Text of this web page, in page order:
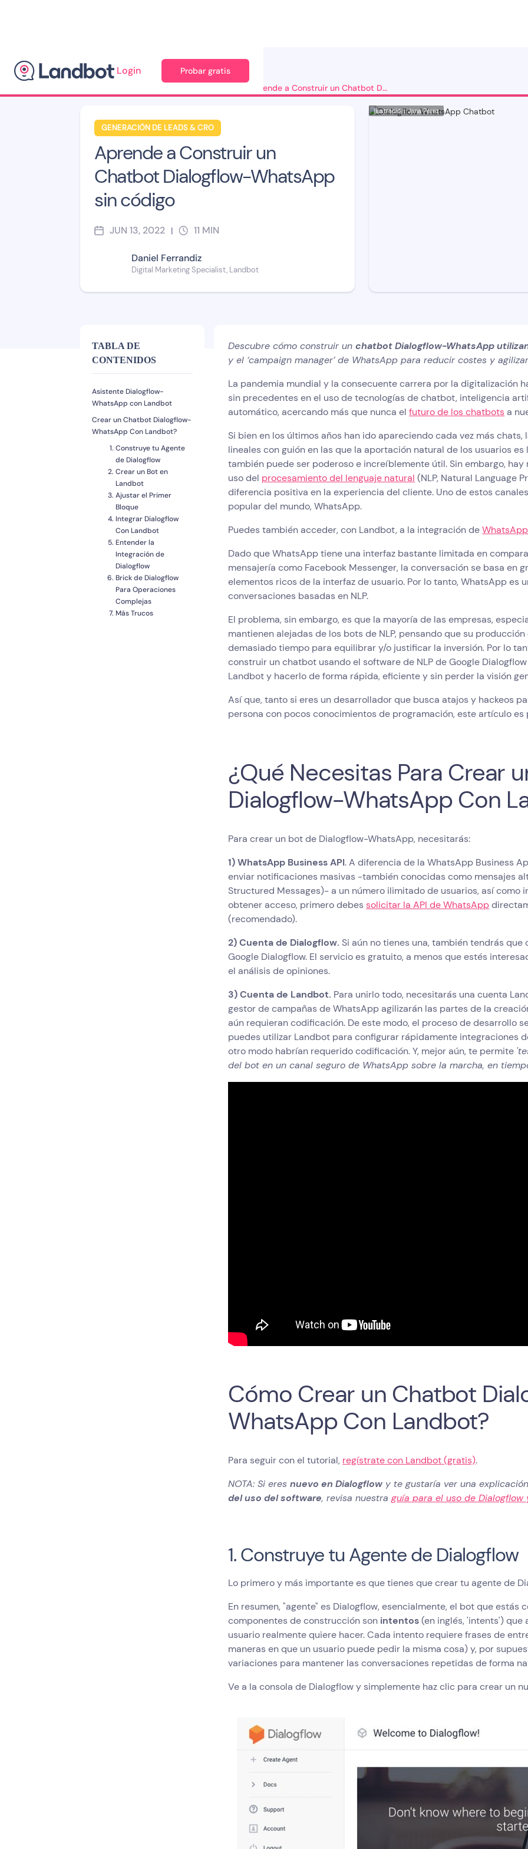
Login
Probar gratis
Aprende a Construir un Chatbot Dialogflow-WhatsApp sin código
GENERACIÓN DE LEADS & CRO
Aprende a Construir un
Chatbot Dialogflow-WhatsApp
sin código
JUN 13, 2022 | 11 MIN
Daniel Ferrandiz
Digital Marketing Specialist, Landbot
Ilustración: Jana Pérez
TABLA DE
CONTENIDOS
Asistente Dialogflow-
WhatsApp con Landbot
Crear un Chatbot Dialogflow-
WhatsApp Con Landbot?
Construye tu Agente
de Dialogflow
Crear un Bot en
Landbot
Ajustar el Primer
Bloque
Integrar Dialogflow
Con Landbot
Entender la
Integración de
Dialogflow
Brick de Dialogflow
Para Operaciones
Complejas
Más Trucos
Descubre cómo construir unchatbot Dialogflow-WhatsApp
y el ‘campaign manager’ de WhatsApp para reducir costes y
La pandemia mundial y la consecuente carrera por la digitalización
sin precedentes en el uso de tecnologías de chatbot, inteligencia
automático, acercando más que nunca elfuturo de los chatbotsa
Si bien en los últimos años han ido apareciendo cada vez más
lineales con guión en las que la aportación natural de los usuarios
también puede ser poderoso e increíblemente útil. Sin embargo,
uso del procesamiento del lenguaje natural (NLP, Natural Language
diferencia positiva en la experiencia del cliente. Uno de estos
popular del mundo, WhatsApp.
Puedes también acceder, con Landbot, a la integración de
Dado que WhatsApp tiene una interfaz bastante limitada en
mensajería como Facebook Messenger, la conversación se basa en
elementos ricos de la interfaz de usuario. Por lo tanto, WhatsApp es
conversaciones basadas en NLP.
El problema, sin embargo, es que la mayoría de las empresas,
mantienen alejadas de los bots de NLP, pensando que su
demasiado tiempo para equilibrar y/o justificar la inversión. Por lo
construir un chatbot usando el software de NLP de Google
Landbot y hacerlo de forma rápida, eficiente y sin perder la visión
Así que, tanto si eres un desarrollador que busca atajos y hackeos
persona con pocos conocimientos de programación, este artículo es
¿Qué Necesitas Para Crear
Dialogflow-WhatsApp Con
Para crear un bot de Dialogflow-WhatsApp, necesitarás:
1) WhatsApp Business API. A diferencia de la WhatsApp Business
enviar notificaciones masivas -también conocidas como mensajes
Structured Messages)- a un número ilimitado de usuarios, así como
obtener acceso, primero debessolicitar la API de WhatsApp
(recomendado).
2) Cuenta de Dialogflow. Si aún no tienes una, también tendrás
Google Dialogflow. El servicio es gratuito, a menos que estés
el análisis de opiniones.
3) Cuenta de Landbot. Para unirlo todo, necesitarás una cuenta
gestor de campañas de WhatsApp agilizarán las partes de la
aún requieran codificación. De este modo, el proceso de desarrollo
puedes utilizar Landbot para configurar rápidamente integraciones
otro modo habrían requerido codificación. Y, mejor aún, te permite
del bot en un canal seguro de WhatsApp sobre la marcha, en
Cómo Crear un Chatbot
WhatsApp Con Landbot?
Para seguir con el tutorial, regístrate con Landbot (gratis).
NOTA: Si eresnuevo en Dialogflow y te gustaría ver una
del uso del software, revisa nuestraguía para el uso de
1. Construye tu Agente de Dialogflow
Lo primero y más importante es que tienes que crear tu agente de
En resumen, "agente" es Dialogflow, esencialmente, el bot que estás
componentes de construcción son intentos(en inglés, 'intents') que
usuario realmente quiere hacer. Cada intento requiere frases de
maneras en que un usuario puede pedir la misma cosa) y, por
variaciones para mantener las conversaciones repetidas de forma
Ve a la consola de Dialogflow y simplemente haz clic para crear un